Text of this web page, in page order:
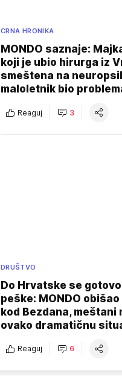
CRNA HRONIKA
MONDO saznaje:
koji je ubio hirurga iz
smeštena na
maloletnik bio
Reaguj 3
DRUŠTVO
Do Hrvatske se
peške: MONDO
kod Bezdana, meštani
ovako dramatičnu
Reaguj 6